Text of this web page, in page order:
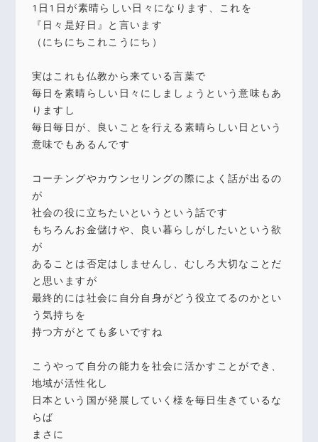
1日1日が素晴らしい日々になります、これを
『日々是好日』と言います
（にちにちこれこうにち）
実はこれも仏教から来ている言葉で
毎日を素晴らしい日々にしましょうという意味もあ
りますし
毎日毎日が、良いことを行える素晴らしい日という
意味でもあるんです
コーチングやカウンセリングの際によく話が出るの
が
社会の役に立ちたいというという話です
もちろんお金儲けや、良い暮らしがしたいという欲
が
あることは否定はしませんし、むしろ大切なことだ
と思いますが
最終的には社会に自分自身がどう役立てるのかとい
う気持ちを
持つ方がとても多いですね
こうやって自分の能力を社会に活かすことができ、
地域が活性化し
日本という国が発展していく様を毎日生きているな
らば
まさに